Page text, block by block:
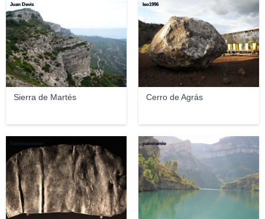
Sierra de Martés
Juan Devis
Cerro de Agrás
leo1996
Falconaumanni panoramio